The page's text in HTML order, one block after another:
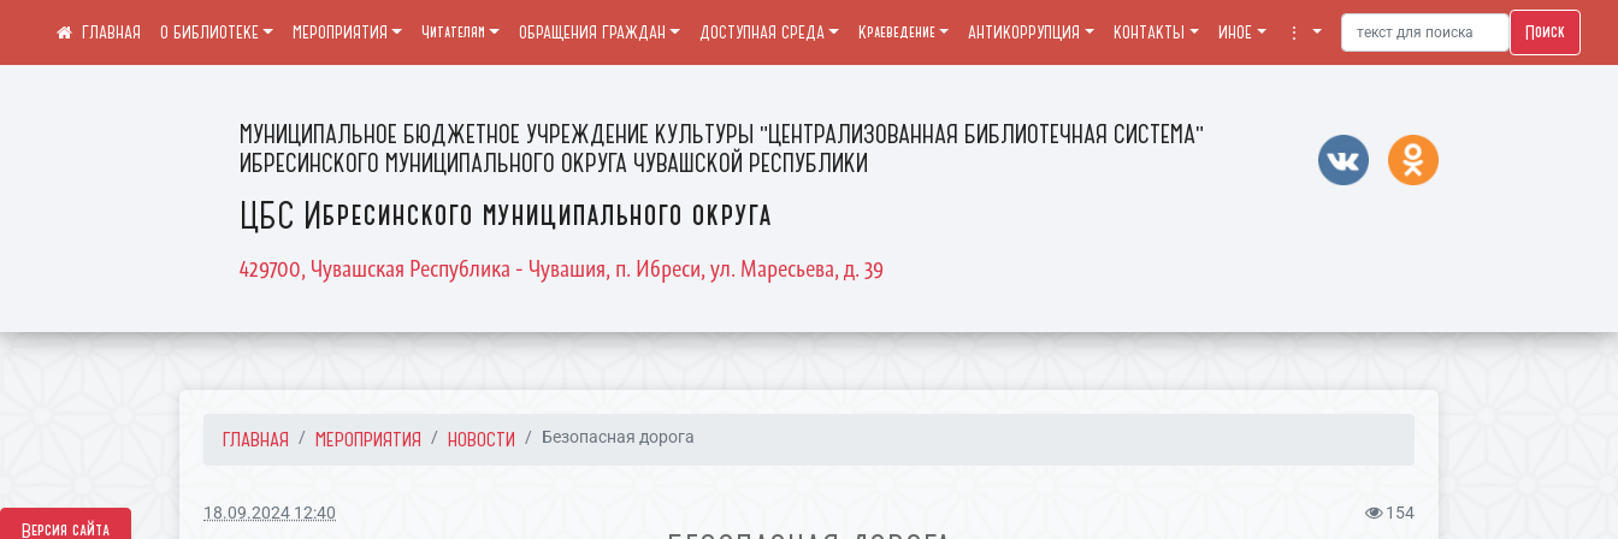
Версия сайта
МУНИЦИПАЛЬНОЕ БЮДЖЕТНОЕ УЧРЕЖДЕНИЕ КУЛЬТУРЫ "ЦЕНТРАЛИЗОВАННАЯ БИБЛИОТЕЧНАЯ СИСТЕМА"
ИБРЕСИНСКОГО МУНИЦИПАЛЬНОГО ОКРУГА ЧУВАШСКОЙ РЕСПУБЛИКИ
ЦБС Ибресинского муниципального округа
429700, Чувашская Республика - Чувашия, п. Ибреси, ул. Маресьева, д. 39
О БИБЛИОТЕКЕ МЕРОПРИЯТИЯ Читателям ОБРАЩЕНИЯ ГРАЖДАН ДОСТУПНАЯ СРЕДА Краеведение АНТИКОРРУПЦИЯ КОНТАКТЫ ИНОЕ ⋮ Поиск
ГЛАВНАЯ МЕРОПРИЯТИЯ НОВОСТИ Безопасная дорога
18.09.2024 12:40 154